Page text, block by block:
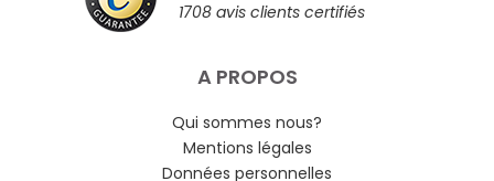
1708 avis clients certifiés
A PROPOS
Qui sommes nous?
Mentions légales
Données personnelles